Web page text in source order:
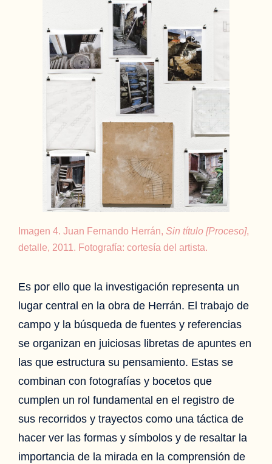
Imagen 4. Juan Fernando Herrán,Sin título [Proceso],
detalle, 2011. Fotografía: cortesía del artista.
Es por ello que la investigación representa un
lugar central en la obra de Herrán. El trabajo de
campo y la búsqueda de fuentes y referencias
se organizan en juiciosas libretas de apuntes en
las que estructura su pensamiento. Estas se
combinan con fotografías y bocetos que
cumplen un rol fundamental en el registro de
sus recorridos y trayectos como una táctica de
hacer ver las formas y símbolos y de resaltar la
importancia de la mirada en la comprensión de